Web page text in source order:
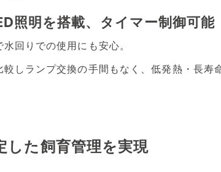
照明を搭載、タイマー制御可能
回りでの使用にも安心。
較しランプ交換の手間もなく、低発熱・長
した飼育管理を実現